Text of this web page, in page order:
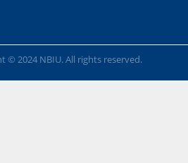
© 2024 NBIU. All rights reserved.